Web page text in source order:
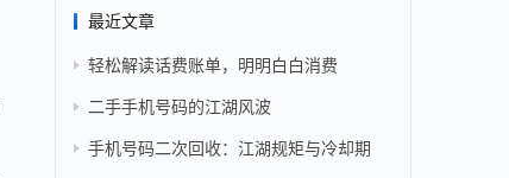
最近文章
轻松解读话费账单，明明白白消费
二手手机号码的江湖风波
手机号码二次回收：江湖规矩与冷却期